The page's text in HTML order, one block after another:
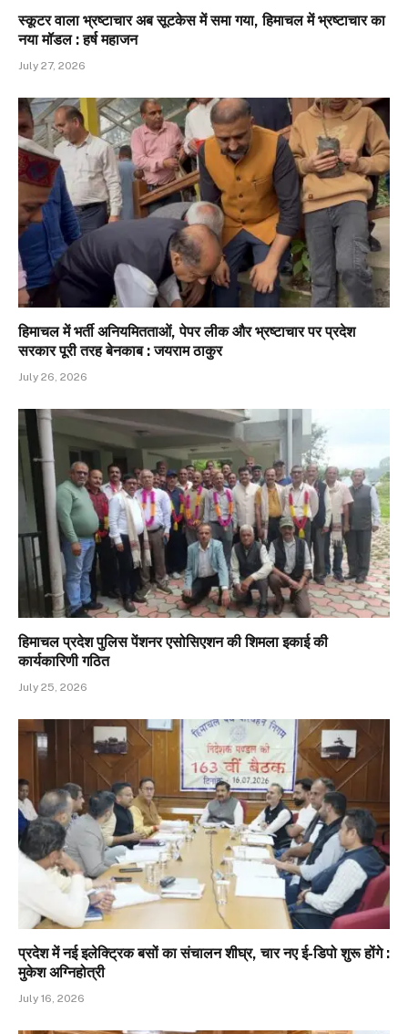
स्कूटर वाला भ्रष्टाचार अब सूटकेस में समा गया, हिमाचल में भ्रष्टाचार का
नया मॉडल : हर्ष महाजन
July 27, 2026
हिमाचल में भर्ती अनियमितताओं, पेपर लीक और भ्रष्टाचार पर प्रदेश
सरकार पूरी तरह बेनकाब : जयराम ठाकुर
July 26, 2026
हिमाचल प्रदेश पुलिस पेंशनर एसोसिएशन की शिमला इकाई की
कार्यकारिणी गठित
July 25, 2026
प्रदेश में नई इलेक्ट्रिक बसों का संचालन शीघ्र, चार नए ई-डिपो शुरू होंगे :
मुकेश अग्निहोत्री
July 16, 2026